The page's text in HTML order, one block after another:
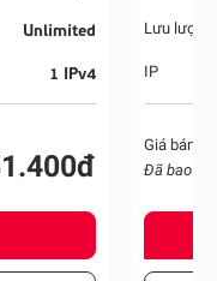
Unlimited
1 IPv4
Lưu lượng
IP
Giá bán
Đã bao